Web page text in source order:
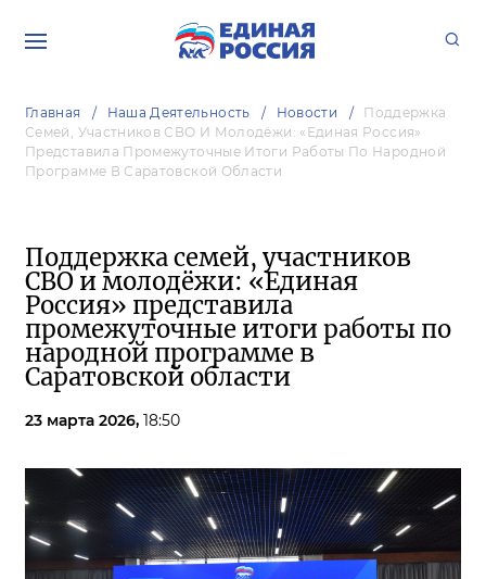
Главная Наша Деятельность Новости
Поддержка
Семей, Участников СВО И Молодёжи: «Единая Россия»
Представила Промежуточные Итоги Работы По Народной
Программе В Саратовской Области
Поддержка семей, участников
СВО и молодёжи: «Единая
Россия» представила
промежуточные итоги работы по
народной программе в
Саратовской области
23 марта 2026, 18:50